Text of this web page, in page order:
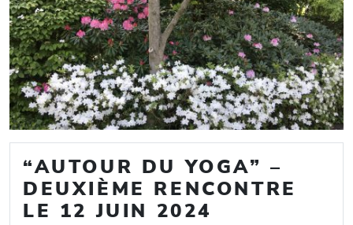
“AUTOUR DU YOGA” –
DEUXIÈME RENCONTRE
LE 12 JUIN 2024